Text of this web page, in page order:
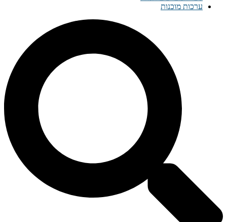
ערכות מוכנות